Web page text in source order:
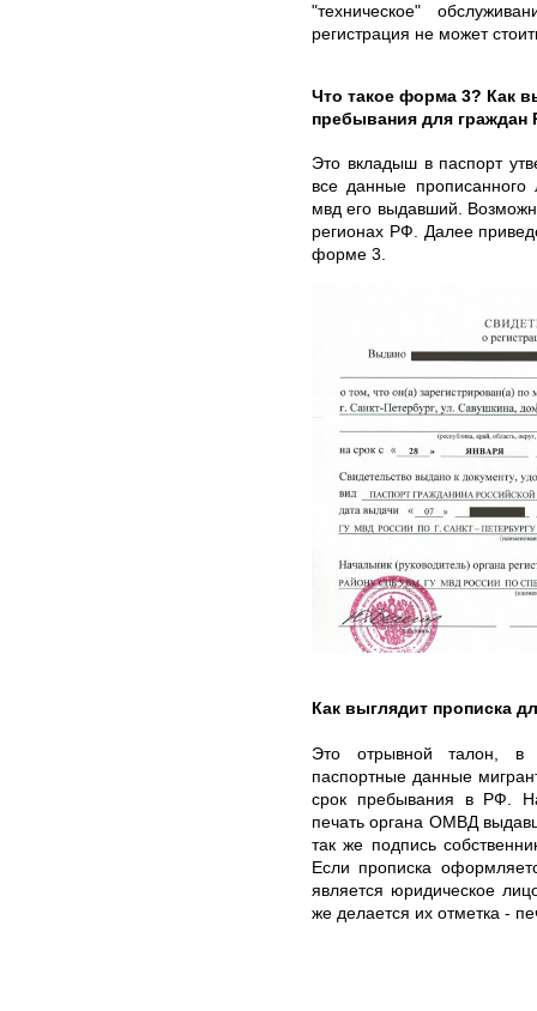
"техническое"
регистрация не может
Что такое форма 3? Как
пребывания для граждан
Это вкладыш в паспорт
все данные прописанного
мвд его выдавший.
регионах РФ. Далее
форме 3.
Как выглядит прописка
Это отрывной талон, в
паспортные данные
срок пребывания в РФ.
печать органа ОМВД
так же подпись
Если прописка
является юридическое
же делается их отметка -